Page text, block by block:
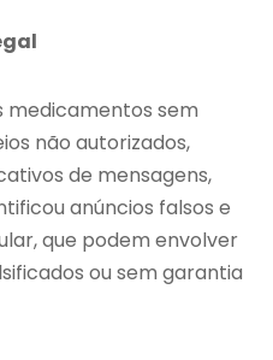
medicamentos sem
não autorizados,
de mensagens,
anúncios falsos e
que podem envolver
ou sem garantia